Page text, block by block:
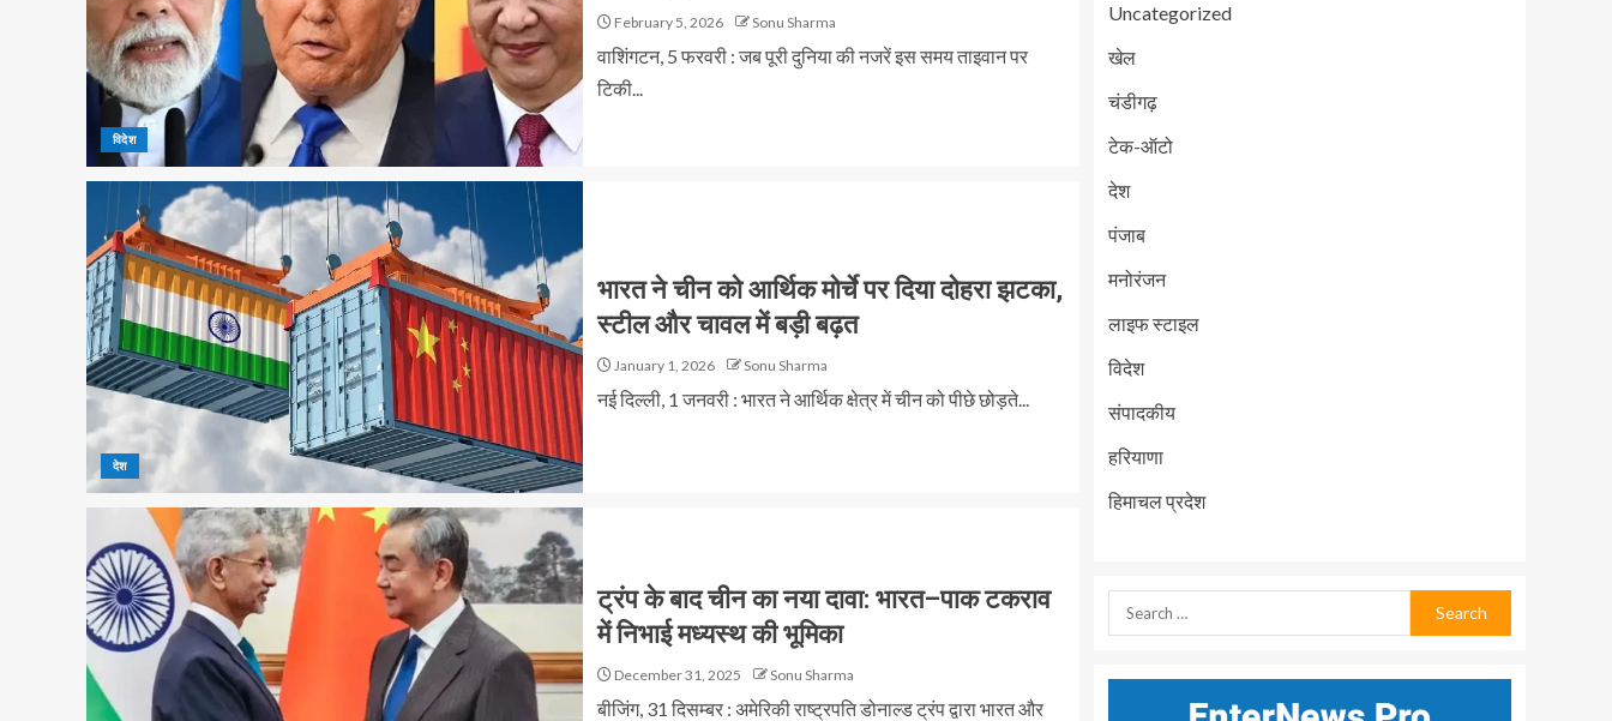
विदेश
February 5, 2026 Sonu Sharma
वाशिंगटन, 5 फरवरी : जब पूरी दुनिया की नजरें इस समय ताइवान पर
टिकी...
देश
भारत ने चीन को आर्थिक मोर्चे पर दिया दोहरा झटका,
स्टील और चावल में बड़ी बढ़त
January 1, 2026 Sonu Sharma
नई दिल्ली, 1 जनवरी : भारत ने आर्थिक क्षेत्र में चीन को पीछे छोड़ते...
ट्रंप के बाद चीन का नया दावा: भारत–पाक टकराव
में निभाई मध्यस्थ की भूमिका
December 31, 2025 Sonu Sharma
बीजिंग, 31 दिसम्बर : अमेरिकी राष्ट्रपति डोनाल्ड ट्रंप द्वारा भारत और
Uncategorized
खेल
चंडीगढ़
टेक-ऑटो
देश
पंजाब
मनोरंजन
लाइफ स्टाइल
विदेश
संपादकीय
हरियाणा
हिमाचल प्रदेश